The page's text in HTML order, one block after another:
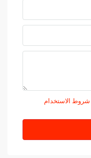
شروط الاستخدام